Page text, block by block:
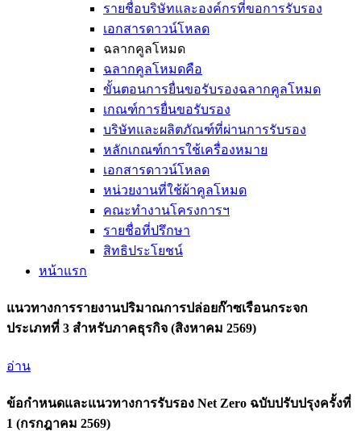
รายชื่อบริษัทและองค์กรที่ขอการรับรอง
เอกสารดาวน์โหลด
ฉลากคูลโหมด
ฉลากคูลโหมดคือ
ขั้นตอนการยื่นขอรับรองฉลากคูลโหมด
เกณฑ์การยื่นขอรับรอง
บริษัทและผลิตภัณฑ์ที่ผ่านการรับรอง
หลักเกณฑ์การใช้เครื่องหมาย
เอกสารดาวน์โหลด
หน่วยงานที่ใช้ผ้าคูลโหมด
คณะทำงานโครงการฯ
รายชื่อที่ปรึกษา
สิทธิประโยชน์
หน้าแรก
แนวทางการรายงานปริมาณการปล่อยก๊าซเรือนกระจก
ประเภทที่ 3 สำหรับภาคธุรกิจ (สิงหาคม 2569)
อ่าน
ข้อกำหนดและแนวทางการรับรอง Net Zero ฉบับปรับปรุงครั้งที่
1 (กรกฎาคม 2569)